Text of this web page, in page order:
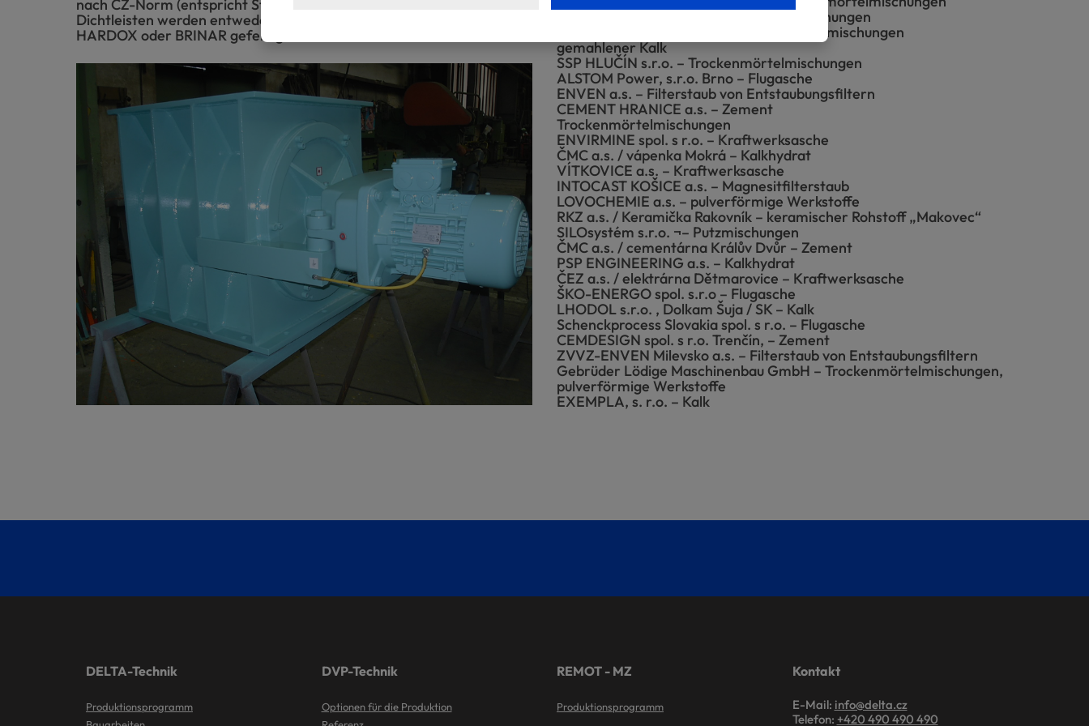
nach CZ-Norm (entspricht St37) in Schweißausführung hergestellt. Die
Dichtleisten werden entweder aus POLYTAN oder aus dem Werkstoff
HARDOX oder BRINAR gefertigt.
KNAUF PRAHA a.s. – Trockenmörtelmischungen
VÁPENKA VITOŠOV a.s. – Trockenmörtelmischungen
gemahlener Kalk
SSP HLUČÍN s.r.o. – Trockenmörtelmischungen
ALSTOM Power, s.r.o. Brno – Flugasche
ENVEN a.s. – Filterstaub von Entstaubungsfiltern
CEMENT HRANICE a.s. – Zement
Trockenmörtelmischungen
ENVIRMINE spol. s r.o. – Kraftwerksasche
ČMC a.s. / vápenka Mokrá – Kalkhydrat
VÍTKOVICE a.s. – Kraftwerksasche
INTOCAST KOŠICE a.s. – Magnesitfilterstaub
LOVOCHEMIE a.s. – pulverförmige Werkstoffe
RKZ a.s. / Keramička Rakovník – keramischer Rohstoff „Makovec“
SILOsystém s.r.o. ¬– Putzmischungen
ČMC a.s. / cementárna Králův Dvůr – Zement
PSP ENGINEERING a.s. – Kalkhydrat
ČEZ a.s. / elektrárna Dětmarovice – Kraftwerksasche
ŠKO-ENERGO spol. s.r.o – Flugasche
LHODOL s.r.o. , Dolkam Šuja / SK – Kalk
Schenckprocess Slovakia spol. s r.o. – Flugasche
CEMDESIGN spol. s r.o. Trenčín, – Zement
ZVVZ-ENVEN Milevsko a.s. – Filterstaub von Entstaubungsfiltern
Gebrüder Lödige Maschinenbau GmbH – Trockenmörtelmischungen,
pulverförmige Werkstoffe
EXEMPLA, s. r.o. – Kalk
DELTA-Technik
Produktionsprogramm
DVP-Technik
Optionen für die Produktion
REMOT - MZ
Produktionsprogramm
Kontakt
E-Mail: info@delta.cz
Telefon: +420 490 490 490